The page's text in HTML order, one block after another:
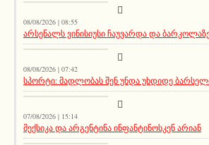
08/08/2026 | 08:55
არსენალს ვინისიუსი ჩაუვარდა და
აქეთურ-იქითური
08/08/2026 | 07:42
სპორტი: მადლობას შენ უნდა უხდიდე
მთავარი ამბავი
07/08/2026 | 15:14
მექსიკა და არგენტინა ინფანტინოსკენ არიან
სიახლეები